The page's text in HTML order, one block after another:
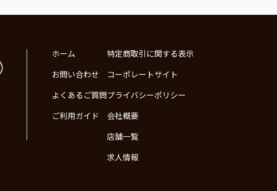
ホーム
お問い合わせ
よくあるご質問
ご利用ガイド
特定商取引に関する表示
コーポレートサイト
プライバシーポリシー
会社概要
店舗一覧
求人情報